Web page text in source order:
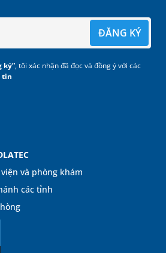
và phòng khám
các tỉnh
ĐĂNG KÝ
ký”, tôi xác nhận đã đọc và đồng ý với các
tin